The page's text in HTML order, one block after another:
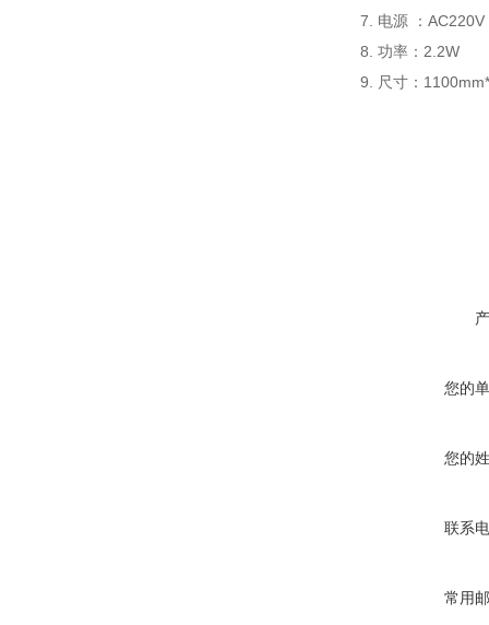
7. 电源 ：
8. 功率：2.2W
9. 尺寸：
您的
您的
联系
常用